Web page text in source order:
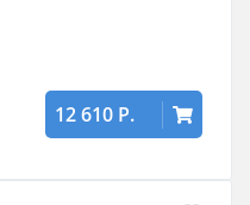
12 610 Р.